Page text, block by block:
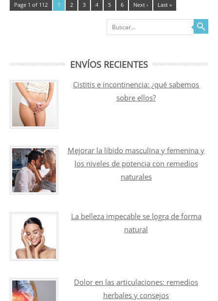
Page 1 of 112 1 2 3 4 5 6 Next › Last »
Buscar
ENVÍOS RECIENTES
Cistitis e incontinencia: ¿qué sabemos
sobre ellos?
Mejorar la libido masculina y femenina y
los niveles de potencia con remedios
naturales
La belleza impecable se logra de forma
natural
Dolor en las articulaciones: remedios
herbales y consejos